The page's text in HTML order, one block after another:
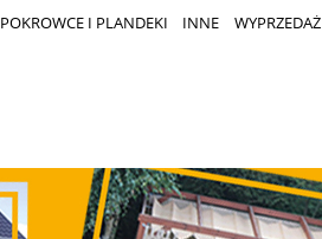
POKROWCE I PLANDEKI INNE WYPRZEDAŻ